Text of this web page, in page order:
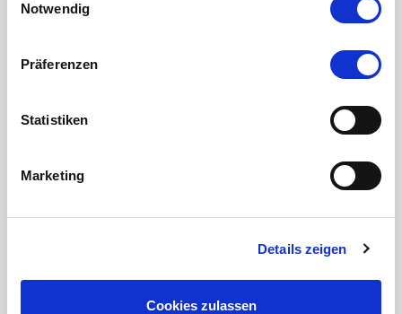
Notwendig
Präferenzen
Statistiken
Marketing
Details zeigen
Cookies zulassen